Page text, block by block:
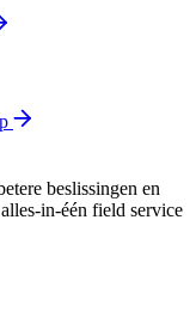
beslissingen en
in-één field service